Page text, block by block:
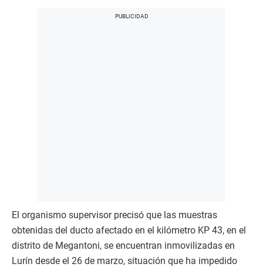
El organismo supervisor precisó que las muestras
obtenidas del ducto afectado en el kilómetro KP 43, en el
distrito de Megantoni, se encuentran inmovilizadas en
Lurín desde el 26 de marzo, situación que ha impedido